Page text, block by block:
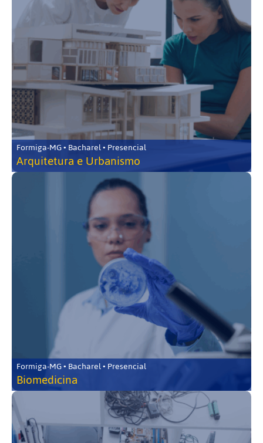
Formiga-MG • Bacharel • Presencial
Arquitetura e Urbanismo
Formiga-MG • Bacharel • Presencial
Biomedicina